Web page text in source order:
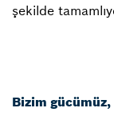
şekilde
Bizim